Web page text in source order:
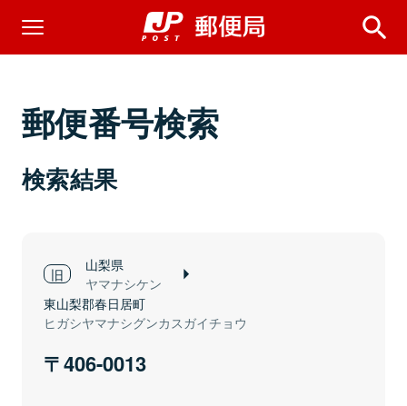
郵便番号検索
検索結果
山梨県
ヤマナシケン
東山梨郡春日居町
ヒガシヤマナシグンカスガイチョウ
406-0013